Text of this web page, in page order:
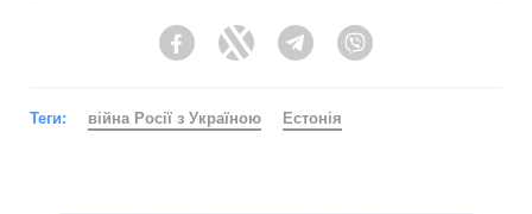
FacebookTwitter Telegram
Теги: війна Росії з Україною Естонія